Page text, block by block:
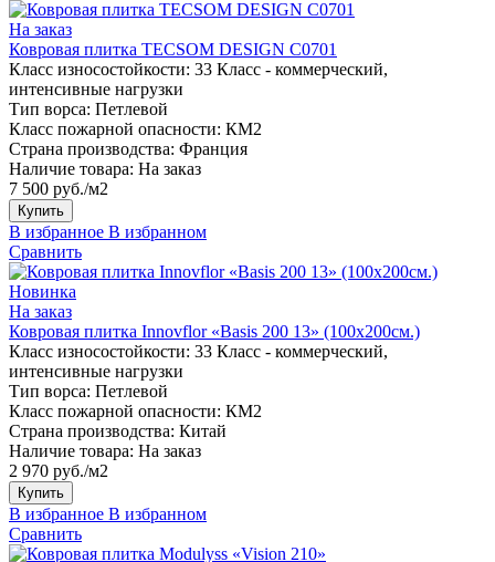
На заказ
Ковровая плитка TECSOM DESIGN C0701
Класс износостойкости: 33 Класс - коммерческий,
интенсивные нагрузки
Тип ворса: Петлевой
Класс пожарной опасности: КМ2
Страна производства: Франция
Наличие товара: На заказ
7 500 руб./м2
Купить
В избранное В избранном
Сравнить
Новинка
На заказ
Ковровая плитка Innovflor «Basis 200 13» (100х200см.)
Класс износостойкости: 33 Класс - коммерческий,
интенсивные нагрузки
Тип ворса: Петлевой
Класс пожарной опасности: КМ2
Страна производства: Китай
Наличие товара: На заказ
2 970 руб./м2
Купить
В избранное В избранном
Сравнить